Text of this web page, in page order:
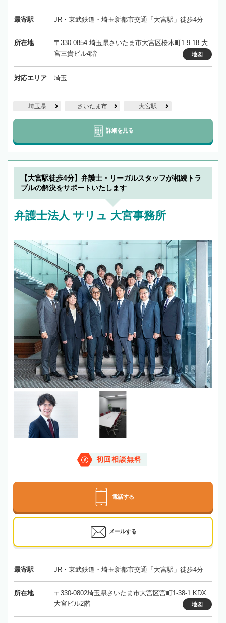
最寄駅 JR・東武鉄道・埼玉新都市交通「大宮駅」徒歩4分
所在地
〒330-0854 埼玉県さいたま市大宮区桜木町1-9-18 大
宮三貴ビル4階
地図
対応エリア 埼玉
埼玉県 さいたま市 大宮駅
詳細を見る
【大宮駅徒歩4分】弁護士・リーガルスタッフが相続トラ
ブルの解決をサポートいたします
弁護士法人 サリュ 大宮事務所
初回相談無料
電話する
メールする
最寄駅 JR・東武鉄道・埼玉新都市交通「大宮駅」徒歩4分
所在地
〒330-0802埼玉県さいたま市大宮区宮町1-38-1 KDX
大宮ビル2階
地図